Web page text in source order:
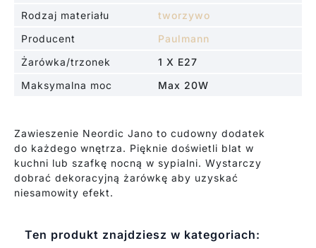
Rodzaj materiału
tworzywo
Producent
Paulmann
Żarówka/trzonek
1 X E27
Maksymalna moc
Max 20W
Zawieszenie Neordic Jano to cudowny dodatek
do każdego wnętrza. Pięknie doświetli blat w
kuchni lub szafkę nocną w sypialni. Wystarczy
dobrać dekoracyjną żarówkę aby uzyskać
niesamowity efekt.
Ten produkt znajdziesz w kategoriach: